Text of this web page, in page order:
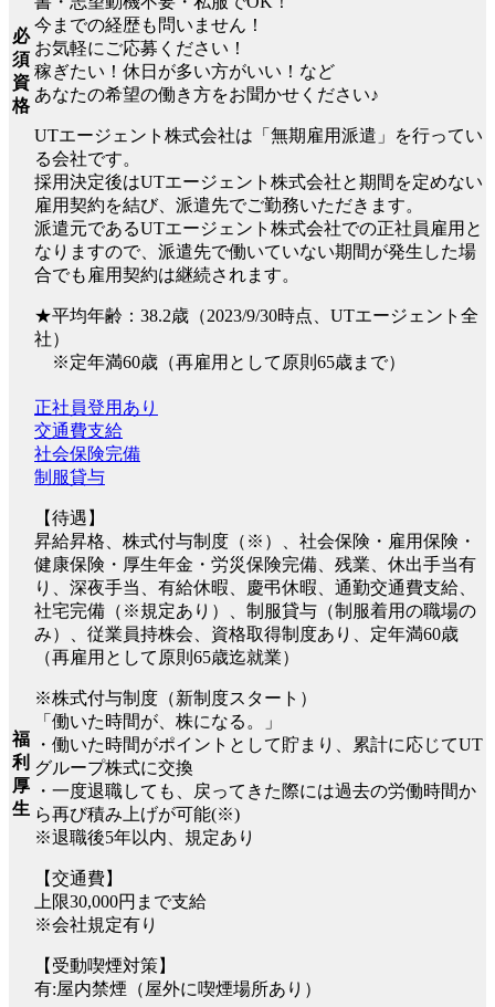
必
須
資
格
今までの経歴も問いません！
お気軽にご応募ください！
稼ぎたい！休日が多い方がいい！など
あなたの希望の働き方をお聞かせください♪
UTエージェント株式会社は「無期雇用派遣」を行ってい
る会社です。
採用決定後はUTエージェント株式会社と期間を定めない
雇用契約を結び、派遣先でご勤務いただきます。
派遣元であるUTエージェント株式会社での正社員雇用と
なりますので、派遣先で働いていない期間が発生した場
合でも雇用契約は継続されます。
★平均年齢：38.2歳（2023/9/30時点、UTエージェント全
社）
※定年満60歳（再雇用として原則65歳まで）
福
利
厚
生
正社員登用あり
交通費支給
社会保険完備
制服貸与
【待遇】
昇給昇格、株式付与制度（※）、社会保険・雇用保険・
健康保険・厚生年金・労災保険完備、残業、休出手当有
り、深夜手当、有給休暇、慶弔休暇、通勤交通費支給、
社宅完備（※規定あり）、制服貸与（制服着用の職場の
み）、従業員持株会、資格取得制度あり、定年満60歳
（再雇用として原則65歳迄就業）
※株式付与制度（新制度スタート）
「働いた時間が、株になる。」
・働いた時間がポイントとして貯まり、累計に応じてUT
グループ株式に交換
・一度退職しても、戻ってきた際には過去の労働時間か
ら再び積み上げが可能(※)
※退職後5年以内、規定あり
【交通費】
上限30,000円まで支給
※会社規定有り
【受動喫煙対策】
有:屋内禁煙（屋外に喫煙場所あり）